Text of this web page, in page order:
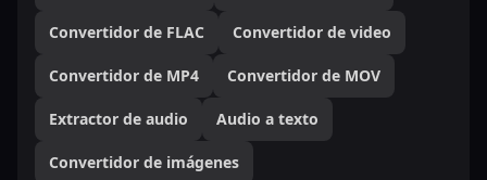
Convertidor de FLAC Convertidor de video
Convertidor de MP4 Convertidor de MOV
Extractor de audio Audio a texto
Convertidor de imágenes